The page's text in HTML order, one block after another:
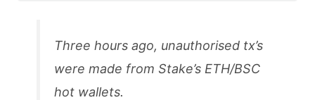
Three hours ago, unauthorised tx’s
were made from Stake’s ETH/BSC
hot wallets.